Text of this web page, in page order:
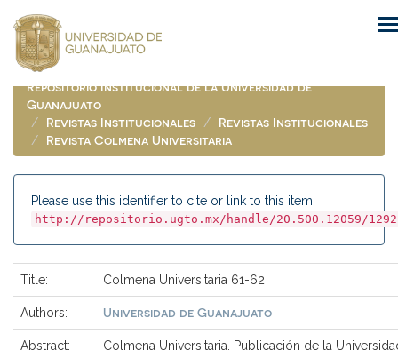
navigation
Repositorio Institucional de la Universidad de
Guanajuato
Revistas Institucionales
Revistas Institucionales
Revista Colmena Universitaria
Please use this identifier to cite or link to this item:
http://repositorio.ugto.mx/handle/20.500.12059/1292
Title: Colmena Universitaria 61-62
Authors: Universidad de Guanajuato
Abstract:
Colmena Universitaria. Publicación de la